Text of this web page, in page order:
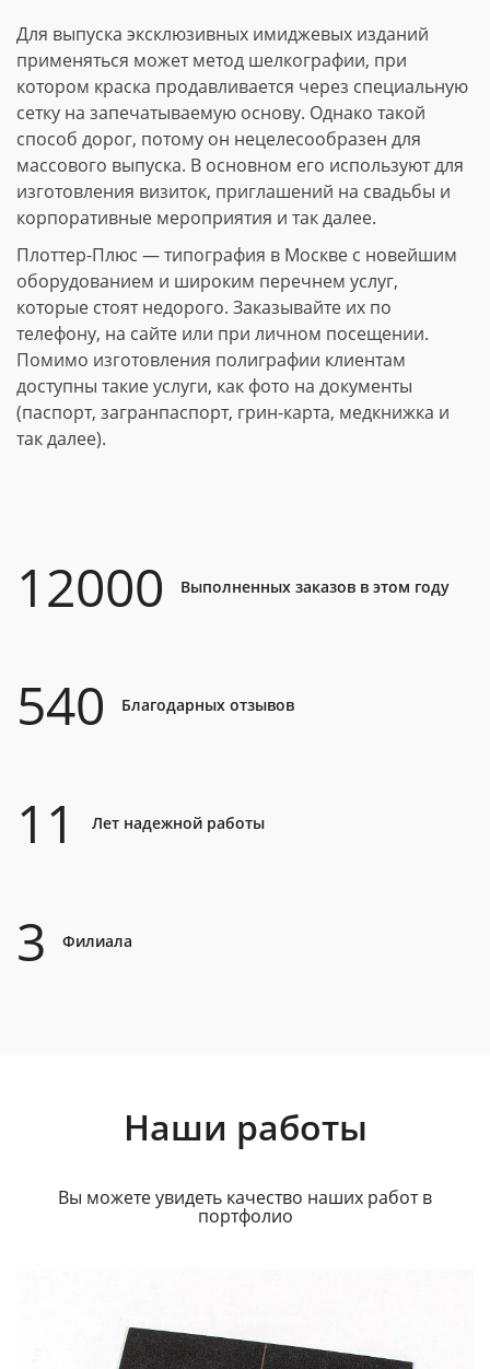
Для выпуска эксклюзивных имиджевых изданий
применяться может метод шелкографии, при
котором краска продавливается через специальную
сетку на запечатываемую основу. Однако такой
способ дорог, потому он нецелесообразен для
массового выпуска. В основном его используют для
изготовления визиток, приглашений на свадьбы и
корпоративные мероприятия и так далее.
Плоттер-Плюс — типография в Москве с новейшим
оборудованием и широким перечнем услуг,
которые стоят недорого. Заказывайте их по
телефону, на сайте или при личном посещении.
Помимо изготовления полиграфии клиентам
доступны такие услуги, как фото на документы
(паспорт, загранпаспорт, грин-карта, медкнижка и
так далее).
12000 Выполненных заказов в этом году
540 Благодарных отзывов
11 Лет надежной работы
3 Филиала
Наши работы
Вы можете увидеть качество наших работ в
портфолио